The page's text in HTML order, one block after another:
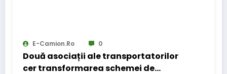
E-Camion.ro 0
Două asociații ale transportatorilor
cer transformarea schemei de